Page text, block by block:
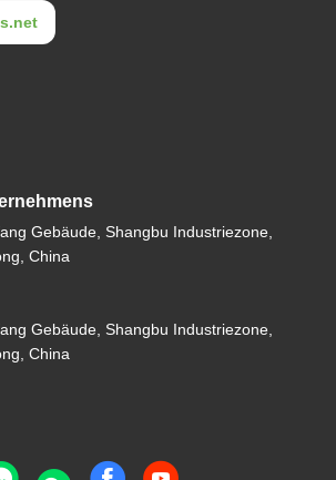
Gebäude, Shangbu Industriezone,
China
Gebäude, Shangbu Industriezone,
China